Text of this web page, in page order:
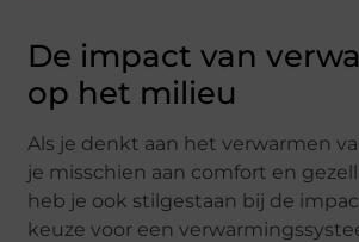
De impact van
op het milieu
Als je denkt aan het verwarmen
je misschien aan comfort en
heb je ook stilgestaan bij de
keuze voor een